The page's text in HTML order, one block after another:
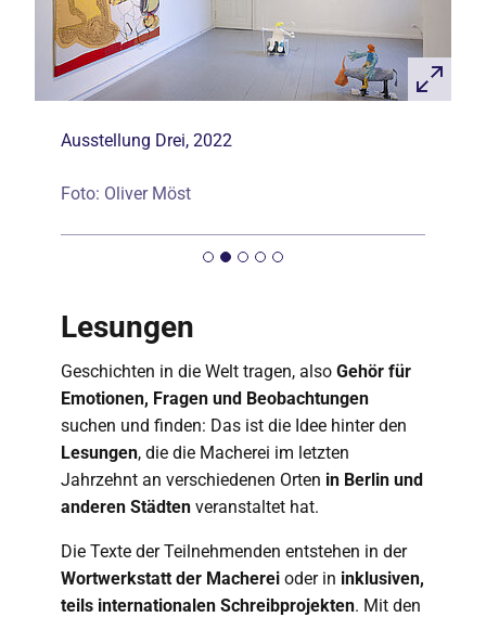
Ausstellung Drei, 2022
Foto: Oliver Möst
Lesungen
Geschichten in die Welt tragen, also Gehör für
Emotionen, Fragen und Beobachtungen
suchen und finden: Das ist die Idee hinter den
Lesungen, die die Macherei im letzten
Jahrzehnt an verschiedenen Orten in Berlin und
anderen Städten veranstaltet hat.
Die Texte der Teilnehmenden entstehen in der
Wortwerkstatt der Macherei oder in inklusiven,
teils internationalen Schreibprojekten. Mit den